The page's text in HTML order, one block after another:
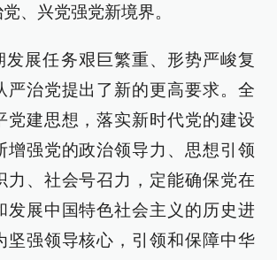
、兴党强党新境界。
发展任务艰巨繁重、形势严峻复
严治党提出了新的更高要求。全
党建思想，落实新时代党的建设
增强党的政治领导力、思想引领
力、社会号召力，定能确保党在
发展中国特色社会主义的历史进
坚强领导核心，引领和保障中华